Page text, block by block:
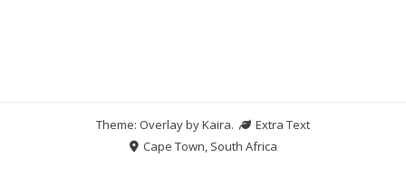
Theme: Overlay byKaira.
Extra Text
Cape Town, South Africa